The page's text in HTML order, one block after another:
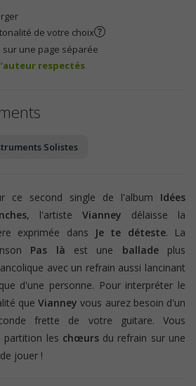
de votre choix
une page séparée
respectés
Solistes
ce second single de l'album Idées
, l'artiste Vianney délaisse la
exprimée dans
Je te déteste. La
Pas là est une balladeplus
avec un refrain aussi lancinant
d'une personne. Pour interpréter le
queVianney vous aurez besoin d'un
frette de votre guitare. Vous
partition les chœursdu refrain sur une
jouer !